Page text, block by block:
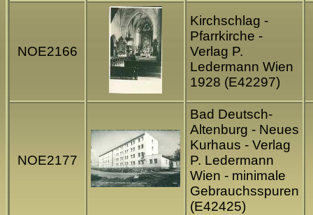
NOE2166
Kirchschlag -
Pfarrkirche -
Verlag P.
Ledermann Wien
1928 (E42297)
NOE2177
Bad Deutsch-
Altenburg - Neues
Kurhaus - Verlag
P. Ledermann
Wien - minimale
Gebrauchsspuren
(E42425)